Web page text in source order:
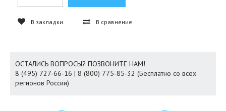
В закладки В сравнение
ОСТАЛИСЬ ВОПРОСЫ? ПОЗВОНИТЕ НАМ!
8 (495) 727-66-16 | 8 (800) 775-85-32 (Бесплатно со всех
регионов России)